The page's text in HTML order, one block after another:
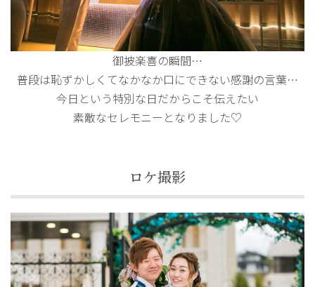
御披楽喜の瞬間…
普段は恥ずかしくてなかなか口にできない感謝の言葉…
今日という特別な日だからこそ伝えたい
素敵なセレモニーとなりました♡
ロケ撮影